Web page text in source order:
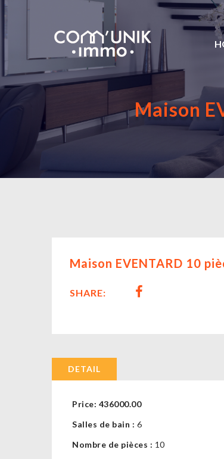
Maison
Maison EVENTARD 10
SHARE:
DETAIL
Price: 436000.00
Salles de bain : 6
Nombre de pièces : 10